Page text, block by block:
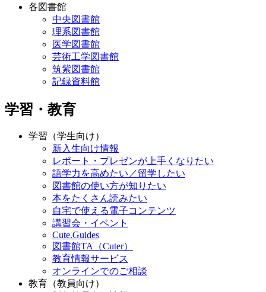
各図書館
中央図書館
理系図書館
医学図書館
芸術工学図書館
筑紫図書館
記録資料館
学習・教育
学習（学生向け）
新入生向け情報
レポート・プレゼンが上手くなりたい
語学力を高めたい／留学したい
図書館の使い方が知りたい
本をたくさん読みたい
自宅で使える電子コンテンツ
講習会・イベント
Cute.Guides
図書館TA（Cuter）
教育情報サービス
オンラインでのご相談
教育（教員向け）